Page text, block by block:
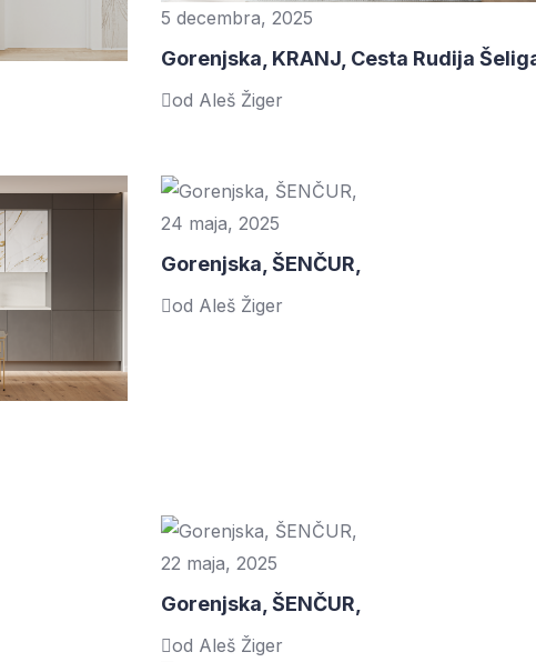
5 decembra, 2025
Gorenjska, KRANJ, Cesta Rudija
od Aleš Žiger
24 maja, 2025
Gorenjska, ŠENČUR,
od Aleš Žiger
22 maja, 2025
Gorenjska, ŠENČUR,
od Aleš Žiger